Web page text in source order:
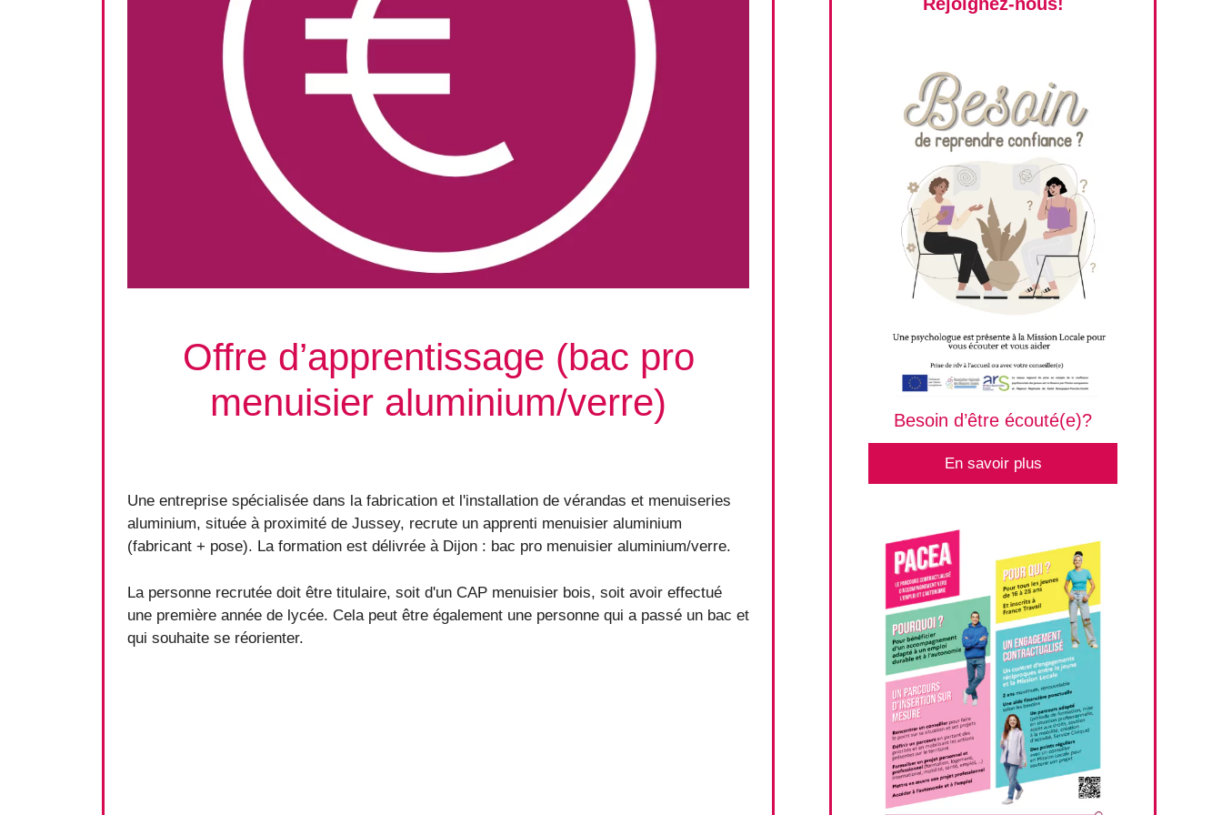
Offre d’apprentissage (bac pro
menuisier aluminium/verre)
Une entreprise spécialisée dans la fabrication et l'installation de vérandas et menuiseries
aluminium, située à proximité de Jussey, recrute un apprenti menuisier aluminium
(fabricant + pose). La formation est délivrée à Dijon : bac pro menuisier aluminium/verre.
La personne recrutée doit être titulaire, soit d'un CAP menuisier bois, soit avoir effectué
une première année de lycée. Cela peut être également une personne qui a passé un bac et
qui souhaite se réorienter.
Besoin d’être écouté(e)?
En savoir plus